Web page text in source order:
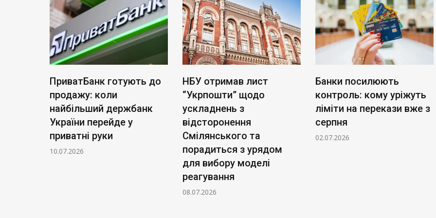
ПриватБанк готують до
продажу: коли
найбільший держбанк
України перейде у
приватні руки
10.07.2026
НБУ отримав лист
“Укрпошти” щодо
ускладнень з
відсторонення
Смілянського та
порадиться з урядом
для вибору моделі
реагування
08.07.2026
Банки посилюють
контроль: кому уріжуть
ліміти на перекази вже з
серпня
02.07.2026